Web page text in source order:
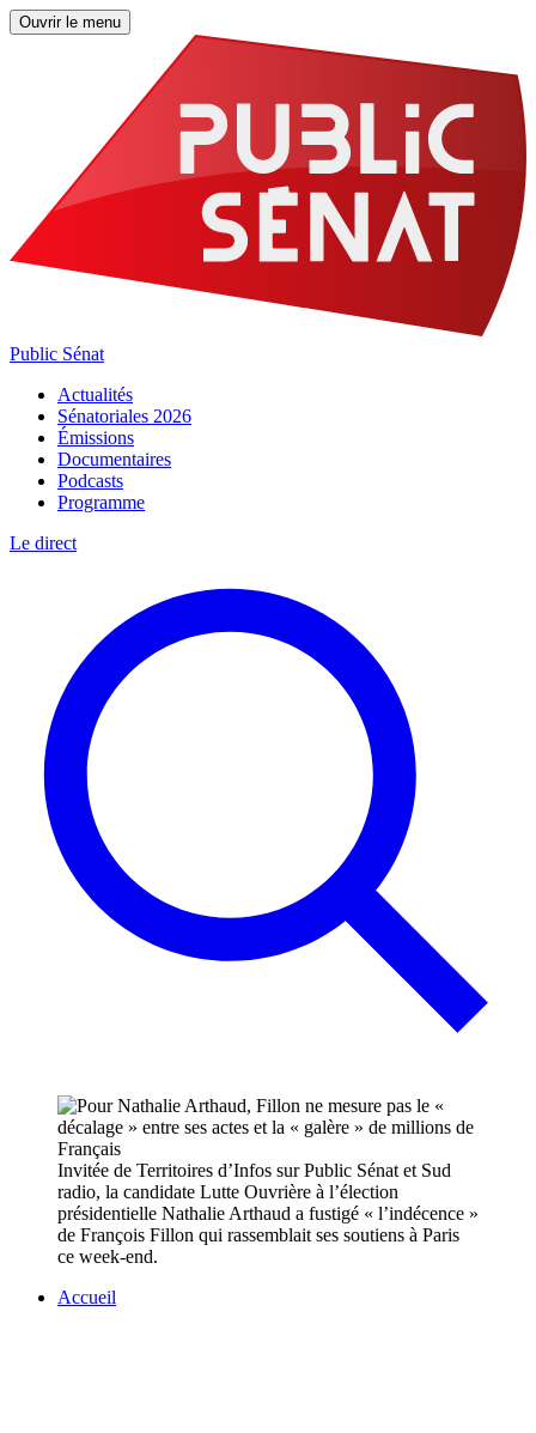
Ouvrir le menu
Public Sénat
Actualités
Sénatoriales 2026
Émissions
Documentaires
Podcasts
Programme
Le direct
Invitée de Territoires d’Infos sur Public Sénat et Sud
radio, la candidate Lutte Ouvrière à l’élection
présidentielle Nathalie Arthaud a fustigé « l’indécence »
de François Fillon qui rassemblait ses soutiens à Paris
ce week-end.
Accueil